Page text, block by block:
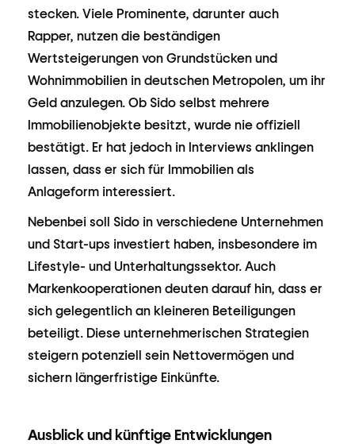
stecken. Viele Prominente, darunter auch
Rapper, nutzen die beständigen
Wertsteigerungen von Grundstücken und
Wohnimmobilien in deutschen Metropolen, um ihr
Geld anzulegen. Ob Sido selbst mehrere
Immobilienobjekte besitzt, wurde nie offiziell
bestätigt. Er hat jedoch in Interviews anklingen
lassen, dass er sich für Immobilien als
Anlageform interessiert.
Nebenbei soll Sido in verschiedene Unternehmen
und Start-ups investiert haben, insbesondere im
Lifestyle- und Unterhaltungssektor. Auch
Markenkooperationen deuten darauf hin, dass er
sich gelegentlich an kleineren Beteiligungen
beteiligt. Diese unternehmerischen Strategien
steigern potenziell sein Nettovermögen und
sichern längerfristige Einkünfte.
Ausblick und künftige Entwicklungen